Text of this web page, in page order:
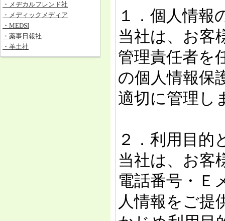
・メヂカルフレンド社
・メディックメディア
・MEDSI
・薬事日報社
・羊土社
１．個人情報
当社は、お客
管理責任者を
の個人情報保
適切に管理し
２．利用目的
当社は、お客
電話番号・Ｅ
人情報をご提